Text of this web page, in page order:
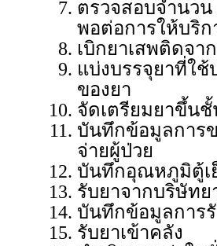
ตรวจสอบจำนวน
พอต่อการให้บริก
เบิกยาเสพติดจา
แบ่งบรรจุยาที่ใ
ของยา
จัดเตรียมยาขึ้น
บันทึกข้อมูลการ
จ่ายผู้ป่วย
บันทึกอุณหภูมิตู้เ
รับยาจากบริษัทย
บันทึกข้อมูลการ
รับยาเข้าคลัง